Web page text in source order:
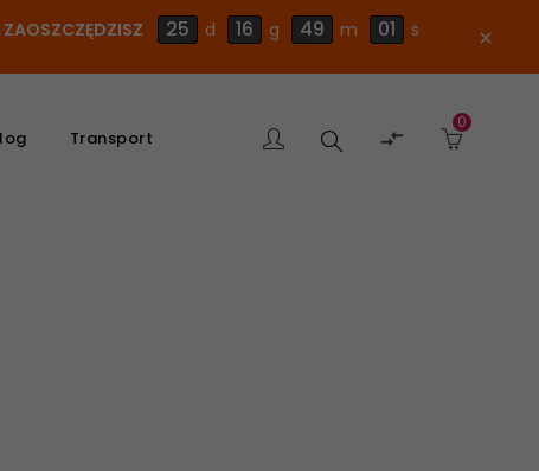
25 d 16 g 49 m 00 s close
Transport Szukaj 
0